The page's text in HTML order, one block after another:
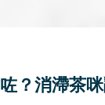
？消滯茶